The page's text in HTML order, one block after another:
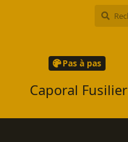
Pas à pas
Caporal Fusilier